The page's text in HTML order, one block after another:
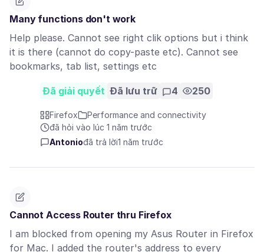
Many functions don't work
Help please. Cannot see right clik options but i think
it is there (cannot do copy-paste etc). Cannot see
bookmarks, tab list, settings etc
Đã giải quyết Đã lưu trữ 4 250
Firefox
Performance and connectivity
đã hỏi vào lúc 1 năm trước
Antoniođã trả lời1 năm trước
Cannot Access Router thru Firefox
I am blocked from opening my Asus Router in Firefox
for Mac. I added the router's address to every